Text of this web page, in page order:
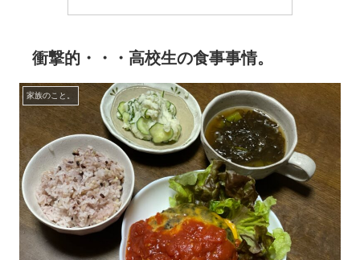
衝撃的・・・高校生の食事事情。
家族のこと。